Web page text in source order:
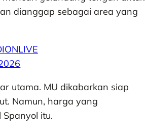
dianggap sebagai area yang
utama. MU dikabarkan siap
Namun, harga yang
itu.